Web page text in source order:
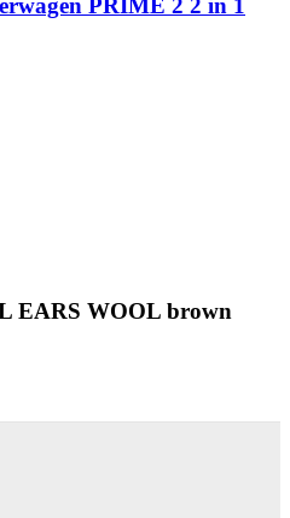
PRIME 2 2 in 1
EARS WOOL brown